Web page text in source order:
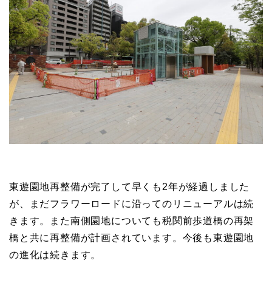
東遊園地再整備が完了して早くも2年が経過しました
が、まだフラワーロードに沿ってのリニューアルは続
きます。また南側園地についても税関前歩道橋の再架
橋と共に再整備が計画されています。今後も東遊園地
の進化は続きます。